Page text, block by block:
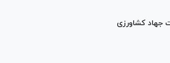
جهاد کشاورزی